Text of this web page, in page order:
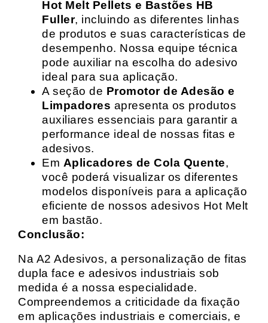
Hot Melt Pellets e Bastões HB
Fuller, incluindo as diferentes linhas
de produtos e suas características de
desempenho. Nossa equipe técnica
pode auxiliar na escolha do adesivo
ideal para sua aplicação.
A seção de Promotor de Adesão e
Limpadores apresenta os produtos
auxiliares essenciais para garantir a
performance ideal de nossas fitas e
adesivos.
Em Aplicadores de Cola Quente,
você poderá visualizar os diferentes
modelos disponíveis para a aplicação
eficiente de nossos adesivos Hot Melt
em bastão.
Conclusão:
Na A2 Adesivos, a personalização de fitas
dupla face e adesivos industriais sob
medida é a nossa especialidade.
Compreendemos a criticidade da fixação
em aplicações industriais e comerciais, e